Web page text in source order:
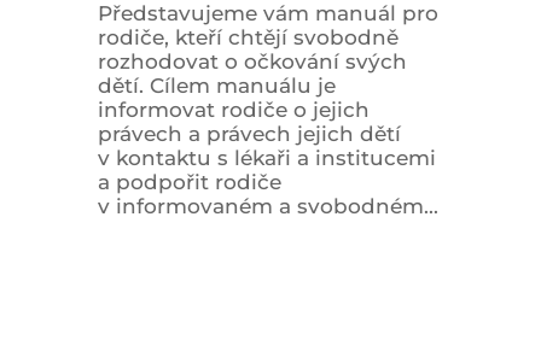
Představujeme vám manuál pro
rodiče, kteří chtějí svobodně
rozhodovat o očkování svých
dětí. Cílem manuálu je
informovat rodiče o jejich
právech a právech jejich dětí
v kontaktu s lékaři a institucemi
a podpořit rodiče
v informovaném a svobodném...